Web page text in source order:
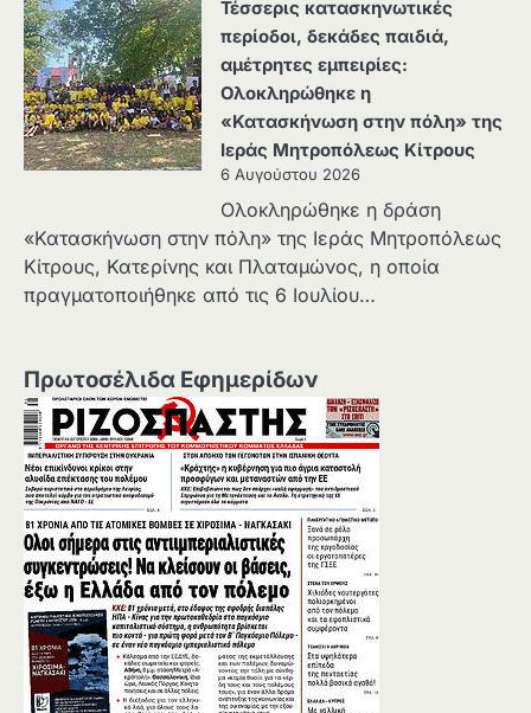
Τέσσερις κατασκηνωτικές
περίοδοι, δεκάδες παιδιά,
αμέτρητες εμπειρίες:
Ολοκληρώθηκε η
«Κατασκήνωση στην πόλη» της
Ιεράς Μητροπόλεως Κίτρους
6 Αυγούστου 2026
Ολοκληρώθηκε η δράση
«Κατασκήνωση στην πόλη» της Ιεράς Μητροπόλεως
Κίτρους, Κατερίνης και Πλαταμώνος, η οποία
πραγματοποιήθηκε από τις 6 Ιουλίου…
Πρωτοσέλιδα Εφημερίδων